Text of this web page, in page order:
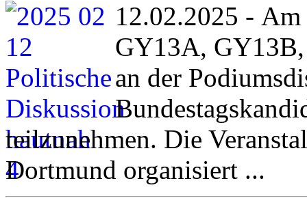
12.02.2025 - Am
GY13A,
an der
teilzunehmen. Die
Dortmund organisiert ...